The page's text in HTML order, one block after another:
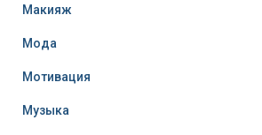
Макияж
Мода
Мотивация
Музыка